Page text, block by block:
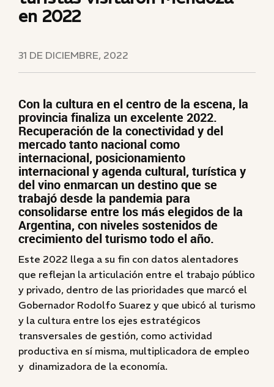
en 2022
31 DE DICIEMBRE, 2022
Con la cultura en el centro de la escena, la
provincia finaliza un excelente 2022.
Recuperación de la conectividad y del
mercado tanto nacional como
internacional, posicionamiento
internacional y agenda cultural, turística y
del vino enmarcan un destino que se
trabajó desde la pandemia para
consolidarse entre los más elegidos de la
Argentina, con niveles sostenidos de
crecimiento del turismo todo el año.
Este 2022 llega a su fin con datos alentadores
que reflejan la articulación entre el trabajo público
y privado, dentro de las prioridades que marcó el
Gobernador Rodolfo Suarez y que ubicó al turismo
y la cultura entre los ejes estratégicos
transversales de gestión, como actividad
productiva en sí misma, multiplicadora de empleo
y dinamizadora de la economía.